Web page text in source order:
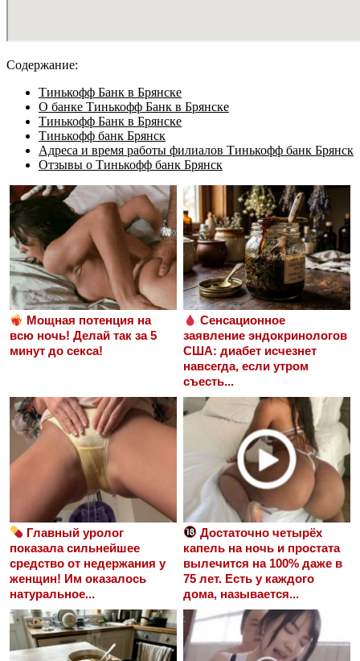
Содержание:
Тинькофф Банк в Брянске
О банке Тинькофф Банк в Брянске
Тинькофф Банк в Брянске
Тинькофф банк Брянск
Адреса и время работы филиалов Тинькофф банк Брянск
Отзывы о Тинькофф банк Брянск
Мощная потенция на
всю ночь! Делай так за 5
минут до секса!
Сенсационное
заявление эндокринологов
США: диабет исчезнет
навсегда, если утром
съесть...
Главный уролог
показала сильнейшее
средство от недержания у
женщин! Им оказалось
натуральное...
Достаточно четырёх
капель на ночь и простата
вылечится на 100% даже в
75 лет. Есть у каждого
дома, называется...